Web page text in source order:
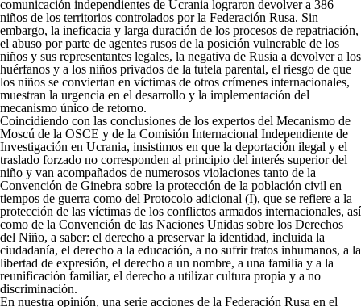
comunicación independientes de Ucrania lograron devolver a 386
niños de los territorios controlados por la Federación Rusa. Sin
embargo, la ineficacia y larga duración de los procesos de repatriación,
el abuso por parte de agentes rusos de la posición vulnerable de los
niños y sus representantes legales, la negativa de Rusia a devolver a los
huérfanos y a los niños privados de la tutela parental, el riesgo de que
los niños se conviertan en víctimas de otros crímenes internacionales,
muestran la urgencia en el desarrollo y la implementación del
mecanismo único de retorno.
Coincidiendo con las conclusiones de los expertos del Mecanismo de
Moscú de la OSCE y de la Comisión Internacional Independiente de
Investigación en Ucrania, insistimos en que la deportación ilegal y el
traslado forzado no corresponden al principio del interés superior del
niño y van acompañados de numerosos violaciones tanto de la
Convención de Ginebra sobre la protección de la población civil en
tiempos de guerra como del Protocolo adicional (I), que se refiere a la
protección de las víctimas de los conflictos armados internacionales, así
como de la Convención de las Naciones Unidas sobre los Derechos
del Niño, a saber: el derecho a preservar la identidad, incluida la
ciudadanía, el derecho a la educación, a no sufrir tratos inhumanos, a la
libertad de expresión, el derecho a un nombre, a una familia y a la
reunificación familiar, el derecho a utilizar cultura propia y a no
discriminación.
En nuestra opinión, una serie acciones de la Federación Rusa en el